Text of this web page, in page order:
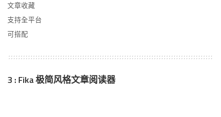
文章收藏
支持全平台
可搭配
3 : Fika 极简风格文章阅读器